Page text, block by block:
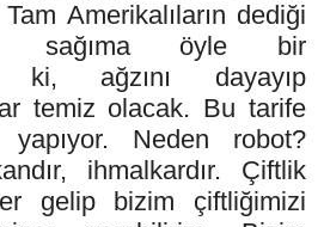
Amerikalıların dediği
sağıma öyle bir
ki, ağzını dayayıp
temiz olacak. Bu tarife
Neden robot?
ihmalkardır. Çiftlik
gelip bizim çiftliğimizi